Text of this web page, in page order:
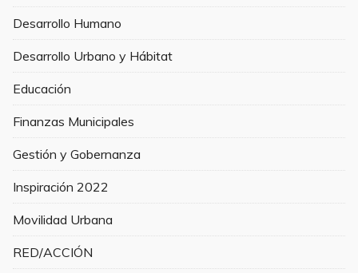
Desarrollo Humano
Desarrollo Urbano y Hábitat
Educación
Finanzas Municipales
Gestión y Gobernanza
Inspiración 2022
Movilidad Urbana
RED/ACCIÓN